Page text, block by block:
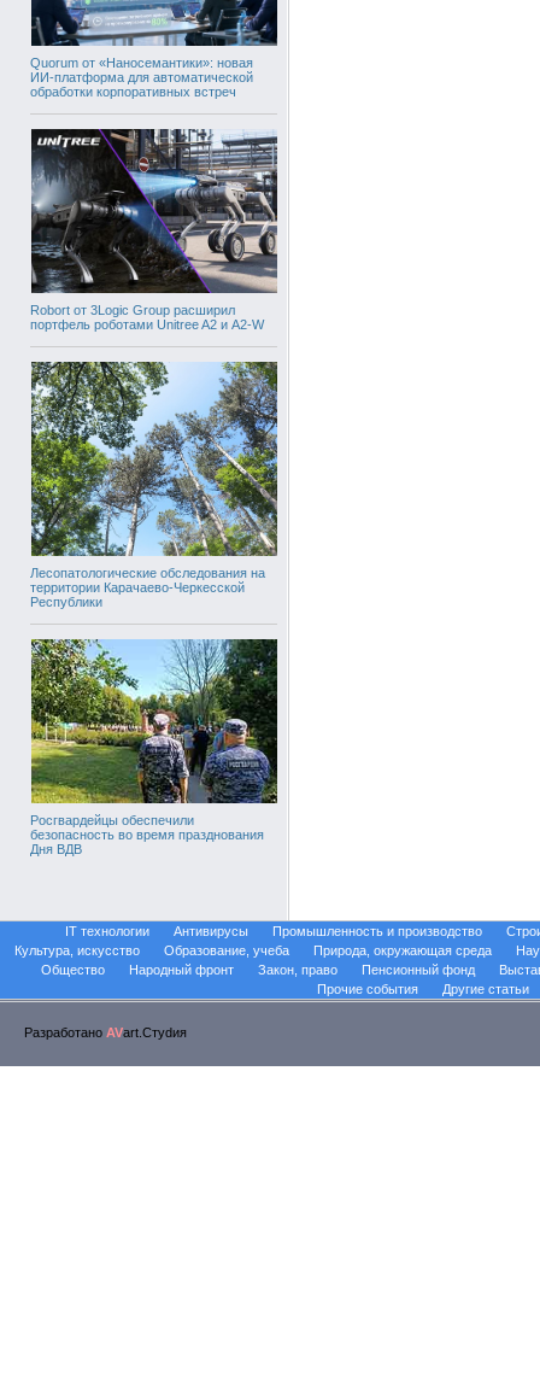
Quorum от «Наносемантики»: новая
ИИ-платформа для автоматической
обработки корпоративных встреч
Robort от 3Logic Group расширил
портфель роботами Unitree A2 и A2-W
Лесопатологические обследования на
территории Карачаево-Черкесской
Республики
Росгвардейцы обеспечили
безопасность во время празднования
Дня ВДВ
IT технологии Антивирусы Промышленность и производство
Культура, искусство
Образование, учеба Природа, окружающая среда
Общество
Народный фронт Закон, право Пенсионный фонд
Прочие события
Другие статьи
Разработано AVart.Стуdия